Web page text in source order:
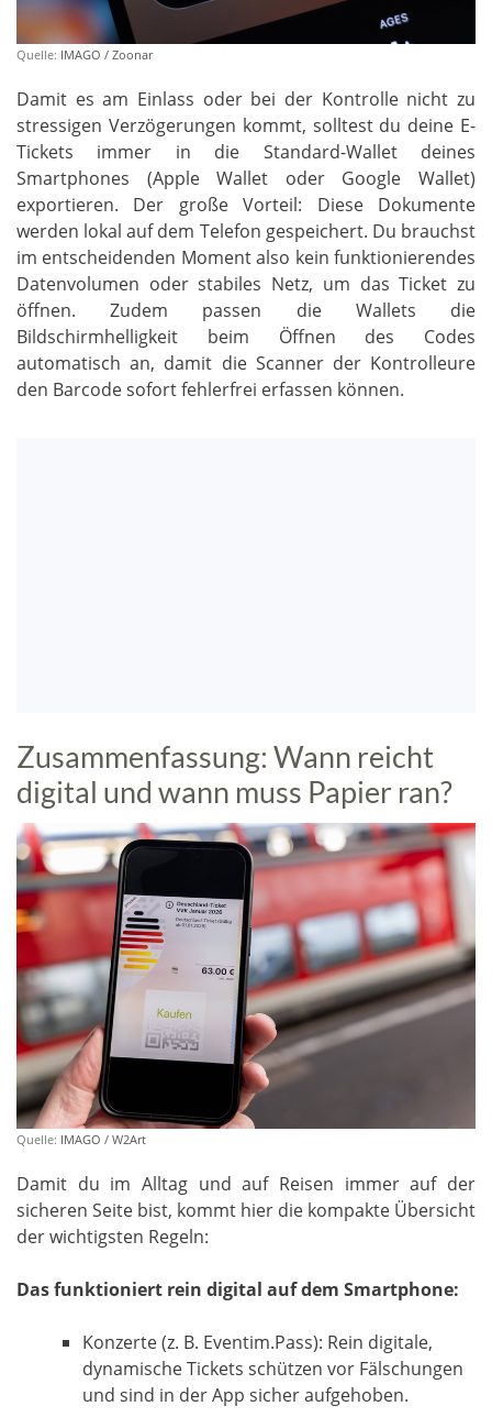
Quelle: IMAGO / Zoonar
Damit es am Einlass oder bei der Kontrolle nicht zu
stressigen Verzögerungen kommt, solltest du deine E-
Tickets immer in die Standard-Wallet deines
Smartphones (Apple Wallet oder Google Wallet)
exportieren. Der große Vorteil: Diese Dokumente
werden lokal auf dem Telefon gespeichert. Du brauchst
im entscheidenden Moment also kein funktionierendes
Datenvolumen oder stabiles Netz, um das Ticket zu
öffnen. Zudem passen die Wallets die
Bildschirmhelligkeit beim Öffnen des Codes
automatisch an, damit die Scanner der Kontrolleure
den Barcode sofort fehlerfrei erfassen können.
Zusammenfassung: Wann reicht
digital und wann muss Papier ran?
Quelle: IMAGO / W2Art
Damit du im Alltag und auf Reisen immer auf der
sicheren Seite bist, kommt hier die kompakte Übersicht
der wichtigsten Regeln:
Das funktioniert rein digital auf dem Smartphone:
Konzerte (z. B. Eventim.Pass): Rein digitale,
dynamische Tickets schützen vor Fälschungen
und sind in der App sicher aufgehoben.